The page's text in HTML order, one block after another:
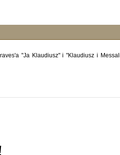
"Ja Klaudiusz" i "Klaudiusz i